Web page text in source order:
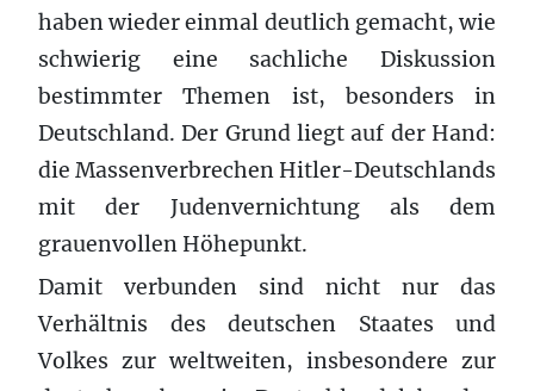
haben wieder einmal deutlich gemacht, wie
schwierig eine sachliche Diskussion
bestimmter Themen ist, besonders in
Deutschland. Der Grund liegt auf der Hand:
die Massenverbrechen Hitler-Deutschlands
mit der Judenvernichtung als dem
grauenvollen Höhepunkt.
Damit verbunden sind nicht nur das
Verhältnis des deutschen Staates und
Volkes zur weltweiten, insbesondere zur